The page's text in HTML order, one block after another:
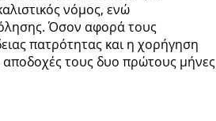
νόμος, ενώ
Όσον αφορά τους
πατρότητας και η χορήγηση
αποδοχές τους δυο πρώτους μήνες